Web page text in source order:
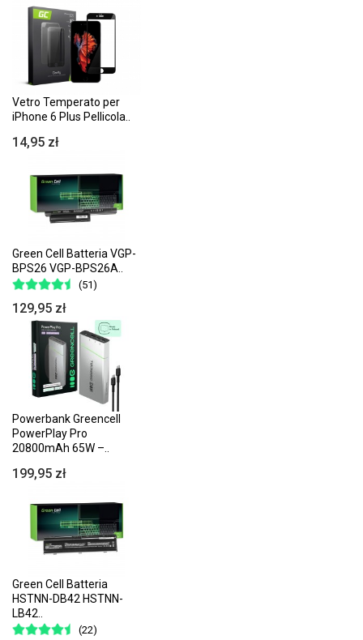
Vetro Temperato per
iPhone 6 Plus Pellicola..
14,95 zł
Green Cell Batteria VGP-
BPS26 VGP-BPS26A..
(51)
129,95 zł
Powerbank Greencell
PowerPlay Pro
20800mAh 65W –..
199,95 zł
Green Cell Batteria
HSTNN-DB42 HSTNN-
LB42..
(22)